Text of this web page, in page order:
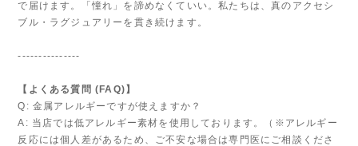
で届けます。「憧れ」を諦めなくていい。私たちは、真のアクセシ
ブル・ラグジュアリーを貫き続けます。
---------------
【よくある質問 (FAQ)】
Q: 金属アレルギーですが使えますか？
A: 当店では低アレルギー素材を使用しております。（※アレルギー
反応には個人差があるため、ご不安な場合は専門医にご相談くださ